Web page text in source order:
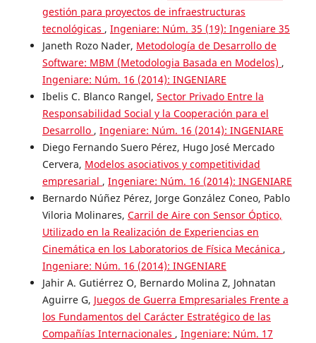
gestión para proyectos de infraestructuras
tecnológicas , Ingeniare: Núm. 35 (19): Ingeniare 35
Janeth Rozo Nader, Metodología de Desarrollo de
Software: MBM (Metodologia Basada en Modelos) ,
Ingeniare: Núm. 16 (2014): INGENIARE
Ibelis C. Blanco Rangel, Sector Privado Entre la
Responsabilidad Social y la Cooperación para el
Desarrollo , Ingeniare: Núm. 16 (2014): INGENIARE
Diego Fernando Suero Pérez, Hugo José Mercado
Cervera, Modelos asociativos y competitividad
empresarial , Ingeniare: Núm. 16 (2014): INGENIARE
Bernardo Núñez Pérez, Jorge González Coneo, Pablo
Viloria Molinares, Carril de Aire con Sensor Óptico,
Utilizado en la Realización de Experiencias en
Cinemática en los Laboratorios de Física Mecánica ,
Ingeniare: Núm. 16 (2014): INGENIARE
Jahir A. Gutiérrez O, Bernardo Molina Z, Johnatan
Aguirre G, Juegos de Guerra Empresariales Frente a
los Fundamentos del Carácter Estratégico de las
Compañías Internacionales , Ingeniare: Núm. 17